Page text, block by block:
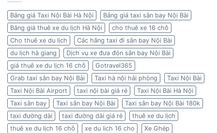
Bảng giá Taxi Nội Bài Hà Nội
Bảng giá taxi sân bay Nội Bài
Bảng giá thuê xe du lịch Hà Nội
cho thuê xe 16 chỗ
Cho thuê xe du lịch
Các hãng taxi đi sân bay Nội Bài
du lịch hà giang
Dịch vụ xe đưa đón sân bay Nội Bài
giá thuê xe du lịch 16 chỗ
Gotravel365
Grab taxi sân bay Nội Bài
Taxi hà nội hải phòng
Taxi Nội Bài
Taxi Nội Bài Airport
taxi nội bài giá rẻ
Taxi Nội Bài Hà Nội
Taxi sân bay
Taxi sân bay Nội Bài
Taxi sân bay Nội Bài 180k
taxi đường dài
taxi đường dài giá rẻ
thuê xe du lịch
thuê xe du lịch 16 chỗ
xe du lich 16 cho
Xe Ghép